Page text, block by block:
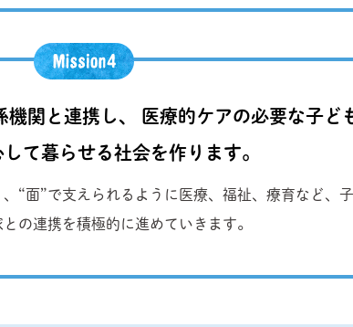
関と連携し、 医療的ケアの必要な子ど
て暮らせる社会を作ります。
“面”で支えられるように医療、福祉、療育など、
の連携を積極的に進めていきます。